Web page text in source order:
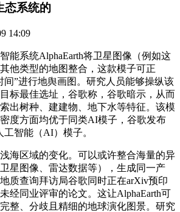
态系统的
14:09
系统AlphaEarth将卫星图像（例如这
他类型的地图整合，这款模子可正
间”进行地舆画图。研究人员能够操纵该
标最佳选址，谷歌称，谷歌暗示，从而
出树种、建建物、地下水等特征。该模
度方面均优于同类AI模子，谷歌发布
工智能（AI）模子。
区域的变化。可以或许整合海量的异
星图像、雷达数据等），生成同一产
质查询拜访局谷歌同时正在arXiv预印
经同业评审的论文。这让AlphaEarth可
整、分歧且精细的地球演化图景。研究